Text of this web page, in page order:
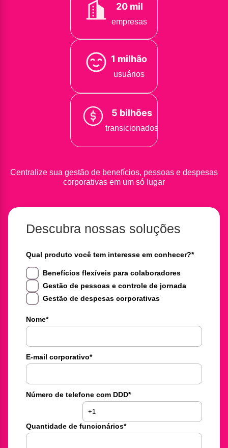
20 mil
empresas
1 milhão
usuários
5 bilhões
transicionados
Centralize sua gestão de benefícios, pessoas e despesas
corporativas em um só lugar
Descubra nossas soluções
Qual produto você tem interesse em conhecer?*
Benefícios flexíveis para colaboradores
Gestão de pessoas e controle de jornada
Gestão de despesas corporativas
Nome*
E-mail corporativo*
Número de telefone com DDD*
Quantidade de funcionários*